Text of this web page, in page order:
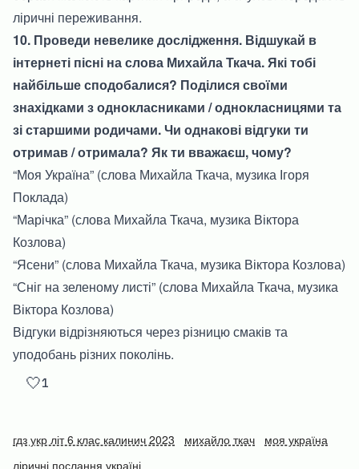
ліричні переживання.
10. Проведи невелике дослідження. Відшукай в
інтернеті пісні на слова Михайла Ткача. Які тобі
найбільше сподобалися? Поділися своїми
знахідками з однокласниками / однокласницями та
зі старшими родичами. Чи однакові відгуки ти
отримав / отримала? Як ти вважаєш, чому?
“Моя Україна” (слова Михайла Ткача, музика Ігоря
Поклада)
“Марічка” (слова Михайла Ткача, музика Віктора
Козлова)
“Ясени” (слова Михайла Ткача, музика Віктора Козлова)
“Сніг на зеленому листі” (слова Михайла Ткача, музика
Віктора Козлова)
Відгуки відрізняються через різницю смаків та
уподобань різних поколінь.
🤍1
гдз укр літ 6 клас калинич 2023 михайло ткач
моя україна
ліричні послання україні